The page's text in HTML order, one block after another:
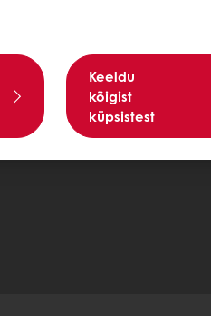
Keeldu
kõigist
küpsistest